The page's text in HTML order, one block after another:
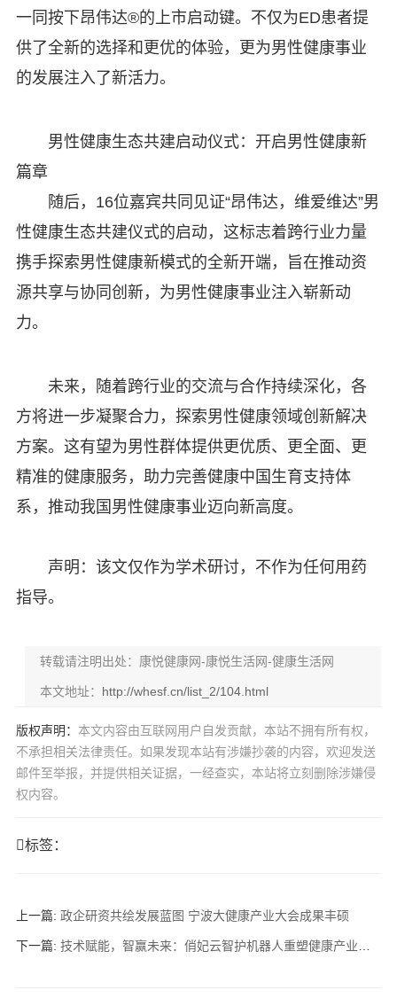
一同按下昂伟达®的上市启动键。不仅为ED患者提
供了全新的选择和更优的体验，更为男性健康事业
的发展注入了新活力。
男性健康生态共建启动仪式：开启男性健康新
篇章
随后，16位嘉宾共同见证“昂伟达，维爱维达”男
性健康生态共建仪式的启动，这标志着跨行业力量
携手探索男性健康新模式的全新开端，旨在推动资
源共享与协同创新，为男性健康事业注入崭新动
力。
未来，随着跨行业的交流与合作持续深化，各
方将进一步凝聚合力，探索男性健康领域创新解决
方案。这有望为男性群体提供更优质、更全面、更
精准的健康服务，助力完善健康中国生育支持体
系，推动我国男性健康事业迈向新高度。
声明：该文仅作为学术研讨，不作为任何用药
指导。
转载请注明出处：康悦健康网-康悦生活网-健康生活网
本文地址： http://whesf.cn/list_2/104.html
版权声明： 本文内容由互联网用户自发贡献，本站不拥有所有权，
不承担相关法律责任。如果发现本站有涉嫌抄袭的内容，欢迎发送
邮件至举报，并提供相关证据，一经查实，本站将立刻删除涉嫌侵
权内容。
标签：
上一篇: 政企研资共绘发展蓝图 宁波大健康产业大会成果丰硕
下一篇: 技术赋能，智赢未来：俏妃云智护机器人重塑健康产业新格局